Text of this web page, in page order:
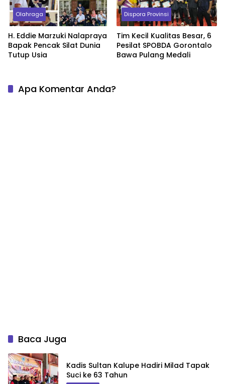
Olahraga
H. Eddie Marzuki Nalapraya
Bapak Pencak Silat Dunia
Tutup Usia
Dispora Provinsi
Tim Kecil Kualitas Besar, 6
Pesilat SPOBDA Gorontalo
Bawa Pulang Medali
Apa Komentar Anda?
Baca Juga
Kadis Sultan Kalupe Hadiri Milad Tapak
Suci ke 63 Tahun